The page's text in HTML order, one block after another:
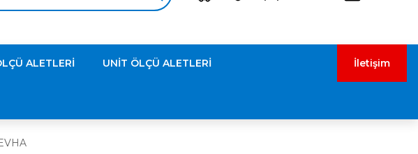
ALETLERİ UNİT ÖLÇÜ ALETLERİ İletişim